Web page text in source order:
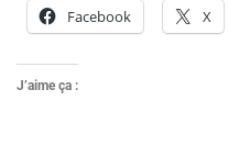
Facebook X
J’aime ça :